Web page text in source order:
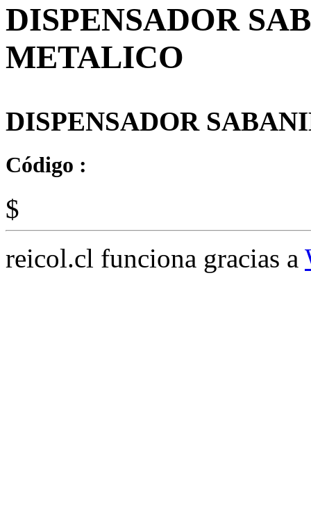
DISPENSADOR
METALICO
DISPENSADOR
Código :
$
reicol.cl funciona gracias a